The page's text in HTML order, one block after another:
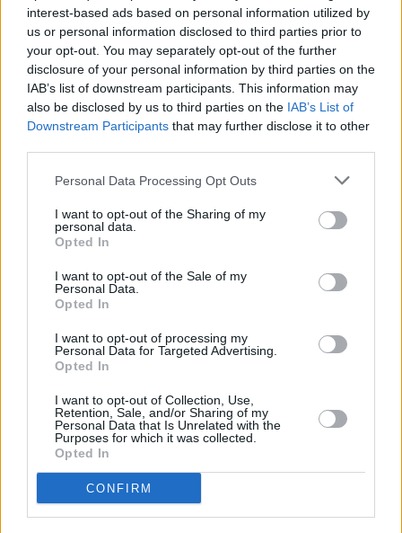
interest-based ads based on personal information utilized by
us or personal information disclosed to third parties prior to
your opt-out. You may separately opt-out of the further
disclosure of your personal information by third parties on the
IAB’s list of downstream participants. This information may
also be disclosed by us to third parties on the IAB’s List of
Downstream Participants that may further disclose it to other
Personal Data Processing Opt Outs
I want to opt-out of the Sharing of my
personal data.
Opted In
I want to opt-out of the Sale of my
Personal Data.
Opted In
I want to opt-out of processing my
Personal Data for Targeted Advertising.
Opted In
I want to opt-out of Collection, Use,
Retention, Sale, and/or Sharing of my
Personal Data that Is Unrelated with the
Purposes for which it was collected.
Opted In
CONFIRM
Συνεντεύξεις 18/11/2025
Τζεφ Μοντάνα: «Κανένας δεν μπορεί